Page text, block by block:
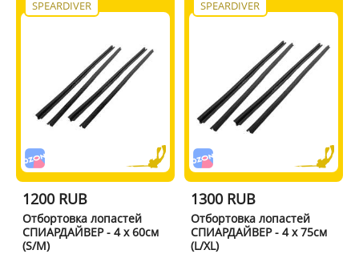
SPEARDIVER
1200 RUB
Отбортовка лопастей
СПИАРДАЙВЕР - 4 x 60см
(S/M)
SPEARDIVER
1300 RUB
Отбортовка лопастей
СПИАРДАЙВЕР - 4 x 75см
(L/XL)